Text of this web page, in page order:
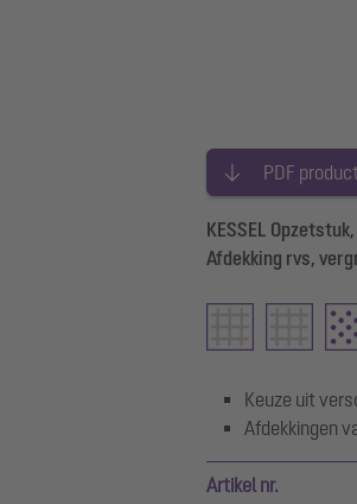
PDF
KESSEL
Afdekking rvs,
Keuze uit
Afdekkingen
Artikel nr.